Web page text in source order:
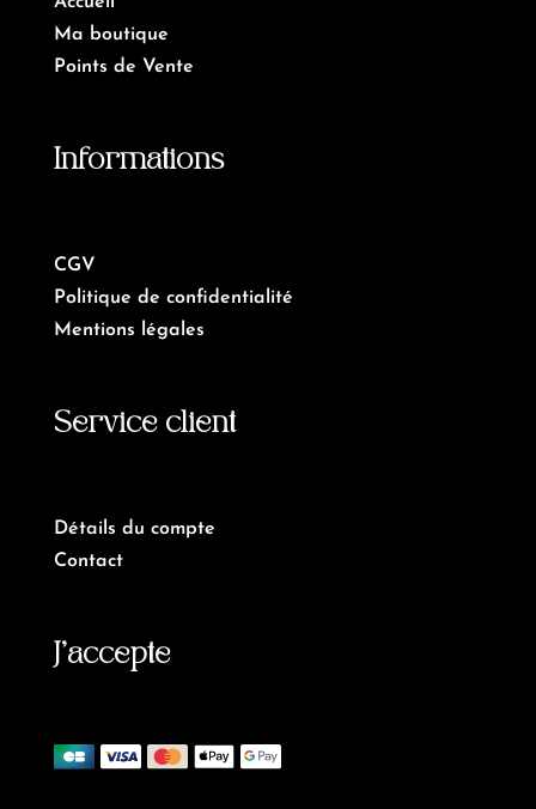
Ma boutique
Points de Vente
Informations
CGV
Politique de confidentialité
Mentions légales
Service client
Détails du compte
Contact
J’accepte